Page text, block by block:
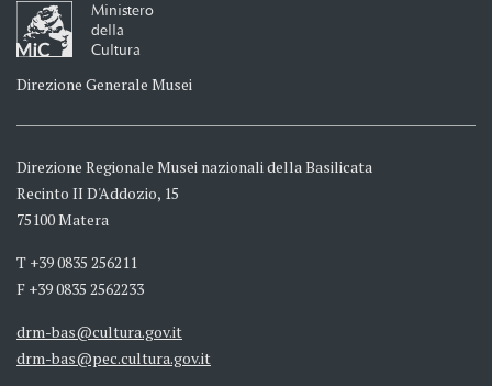
Ministero
della
Cultura
Direzione Generale Musei
Direzione Regionale Musei nazionali della Basilicata
Recinto II D'Addozio, 15
75100 Matera
T +39 0835 256211
F +39 0835 2562233
drm-bas@cultura.gov.it
drm-bas@pec.cultura.gov.it